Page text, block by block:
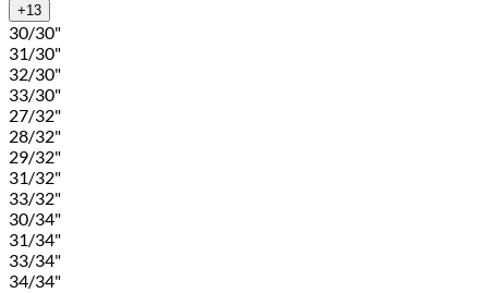
+13
30/30"
31/30"
32/30"
33/30"
27/32"
28/32"
29/32"
31/32"
33/32"
30/34"
31/34"
33/34"
34/34"